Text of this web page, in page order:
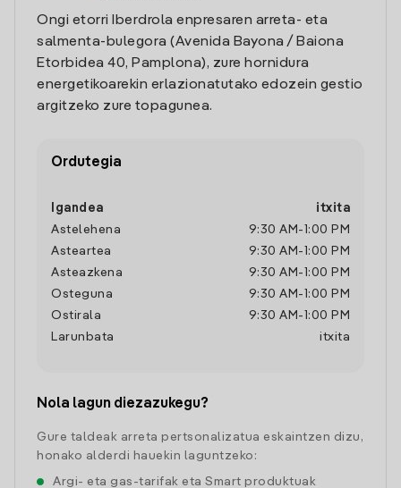
Ongi etorri Iberdrola enpresaren arreta- eta
salmenta-bulegora (Avenida Bayona / Baiona
Etorbidea 40, Pamplona), zure hornidura
energetikoarekin erlazionatutako edozein gestio
argitzeko zure topagunea.
Ordutegia
Igandea
itxita
Astelehena
9:30 AM - 1:00 PM
Asteartea
9:30 AM - 1:00 PM
Asteazkena
9:30 AM - 1:00 PM
Osteguna
9:30 AM - 1:00 PM
Ostirala
9:30 AM - 1:00 PM
Larunbata
itxita
Nola lagun diezazukegu?
Gure taldeak arreta pertsonalizatua eskaintzen dizu,
honako alderdi hauekin laguntzeko:
Argi- eta gas-tarifak eta Smart produktuak